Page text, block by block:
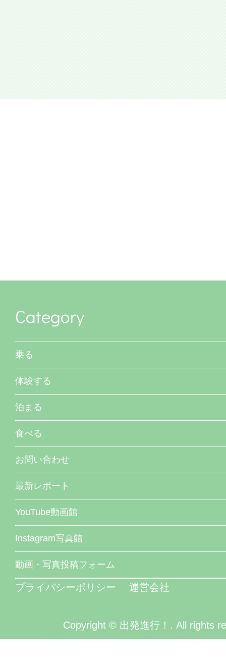
Category
乗る
体験する
泊まる
食べる
お問い合わせ
最新レポート
YouTube動画館
Instagram写真館
動画・写真投稿フォーム
プライバシーポリシー 運営会社
Copyright © 出発進行！. All rights